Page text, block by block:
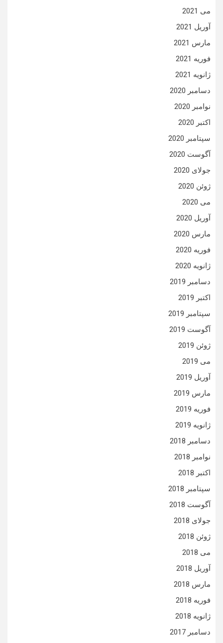
می 2021
آوریل 2021
مارس 2021
فوریه 2021
ژانویه 2021
دسامبر 2020
نوامبر 2020
اکتبر 2020
سپتامبر 2020
آگوست 2020
جولای 2020
ژوئن 2020
می 2020
آوریل 2020
مارس 2020
فوریه 2020
ژانویه 2020
دسامبر 2019
اکتبر 2019
سپتامبر 2019
آگوست 2019
ژوئن 2019
می 2019
آوریل 2019
مارس 2019
فوریه 2019
ژانویه 2019
دسامبر 2018
نوامبر 2018
اکتبر 2018
سپتامبر 2018
آگوست 2018
جولای 2018
ژوئن 2018
می 2018
آوریل 2018
مارس 2018
فوریه 2018
ژانویه 2018
دسامبر 2017